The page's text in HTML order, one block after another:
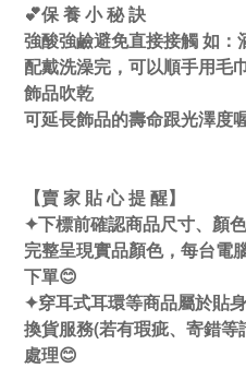
💕保 養 小 秘 訣
強酸強鹼避免直接接觸 如：
配戴洗澡完，可以順手用毛
飾品吹乾
可延長飾品的壽命跟光澤度
【賣 家 貼 心 提 醒】
✦下標前確認商品尺寸、顏
完整呈現實品顏色，每台電
下單😊
✦穿耳式耳環等商品屬於貼
換貨服務(若有瑕疵、寄錯
處理😊